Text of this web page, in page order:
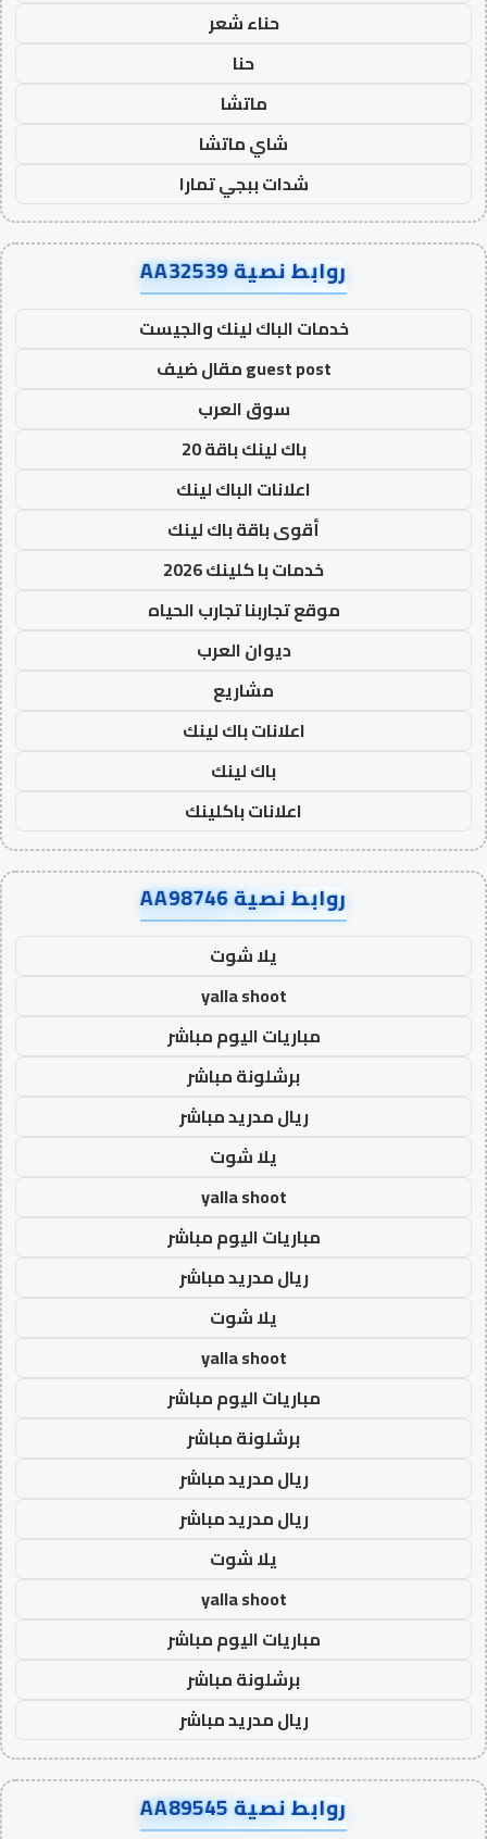
حناء شعر
حنا
ماتشا
شاي ماتشا
شدات ببجي تمارا
روابط نصية AA32539
خدمات الباك لينك والجيست
guest post مقال ضيف
سوق العرب
باك لينك باقة 20
اعلانات الباك لينك
أقوى باقة باك لينك
خدمات با كلينك 2026
موقع تجاربنا تجارب الحياه
ديوان العرب
مشاريع
اعلانات باك لينك
باك لينك
اعلانات باكلينك
روابط نصية AA98746
يلا شوت
yalla shoot
مباريات اليوم مباشر
برشلونة مباشر
ريال مدريد مباشر
يلا شوت
yalla shoot
مباريات اليوم مباشر
ريال مدريد مباشر
يلا شوت
yalla shoot
مباريات اليوم مباشر
برشلونة مباشر
ريال مدريد مباشر
ريال مدريد مباشر
يلا شوت
yalla shoot
مباريات اليوم مباشر
برشلونة مباشر
ريال مدريد مباشر
روابط نصية AA89545